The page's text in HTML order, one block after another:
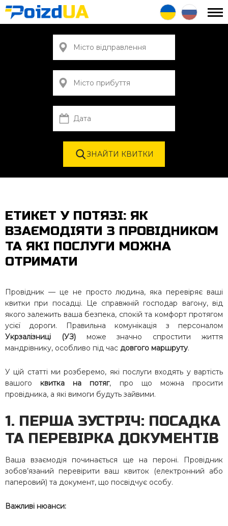
ЕТИКЕТ У ПОТЯЗІ: ЯК
ВЗАЄМОДІЯТИ З ПРОВІДНИКОМ
ТА ЯКІ ПОСЛУГИ МОЖНА
ОТРИМАТИ
Провідник — це не просто людина, яка перевіряє ваші
квитки при посадці. Це справжній господар вагону, від
якого залежить ваша безпека, спокій та комфорт протягом
усієї дороги. Правильна комунікація з персоналом
Укрзалізниці (УЗ)може значно спростити життя
мандрівнику, особливо під час довгого маршруту.
У цій статті ми розберемо, які послуги входять у вартість
вашого квитка на потяг, про що можна просити
провідника, а які вимоги будуть зайвими.
1. ПЕРША ЗУСТРІЧ: ПОСАДКА
ТА ПЕРЕВІРКА ДОКУМЕНТІВ
Ваша взаємодія починається ще на пероні. Провідник
зобов’язаний перевірити ваш квиток (електронний або
паперовий) та документ, що посвідчує особу.
Важливі нюанси: